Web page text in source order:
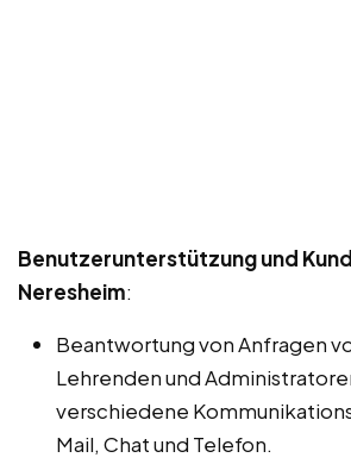
Benutzerunterstützung und
Neresheim:
Beantwortung von Anfragen
Lehrenden und
verschiedene
Mail, Chat und Telefon.